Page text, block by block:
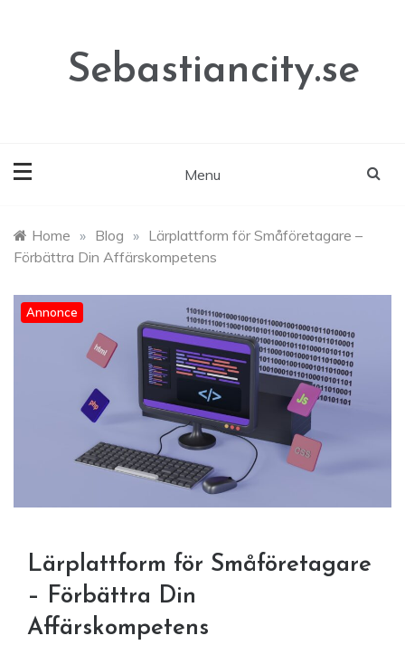
Sebastiancity.se
Menu
Home » Blog » Lärplattform för Småföretagare –
Förbättra Din Affärskompetens
Annonce
Lärplattform för Småföretagare
– Förbättra Din
Affärskompetens